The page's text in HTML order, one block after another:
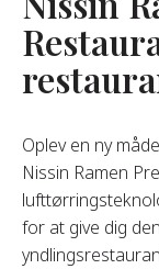
Ofte
Oplev en ny
Nissin Ramen
for at give dig